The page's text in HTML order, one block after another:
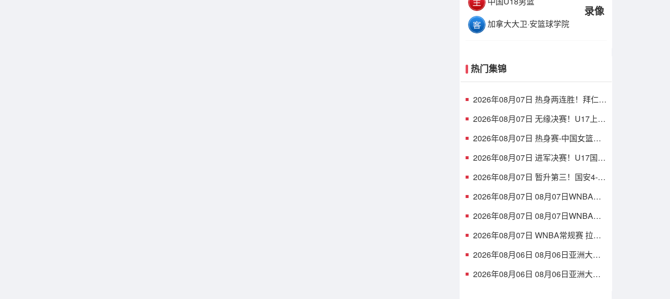
加拿大大卫·安篮球学院
录像
热门集锦
2026年08月07日 热身两连胜！拜仁2-
建功
2026年08月07日 无缘决赛！U17上海
王启戎扑点
2026年08月07日 热身赛-中国女篮险
2026年08月07日 进军决赛！U17国足
补两扑点
2026年08月07日 暂升第三！国安4-0
法比奥破门
2026年08月07日 08月07日WNBA常
集锦
2026年08月07日 08月07日WNBA常
猫 全场集锦
2026年08月07日 WNBA常规赛 拉斯
场集锦
2026年08月06日 08月06日亚洲大学
律宾大学 集锦
2026年08月06日 08月06日亚洲大学